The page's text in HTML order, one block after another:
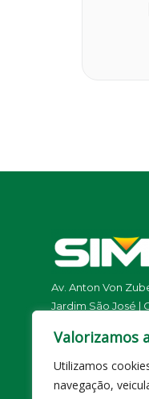
Valorizamos
Utilizamos
navegação,
Av. Anton Von
Jardim São José |
Telefone /
3935
Simco Com. Imp.